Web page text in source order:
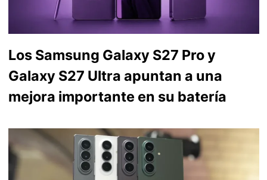
Los Samsung Galaxy S27 Pro y
Galaxy S27 Ultra apuntan a una
mejora importante en su batería